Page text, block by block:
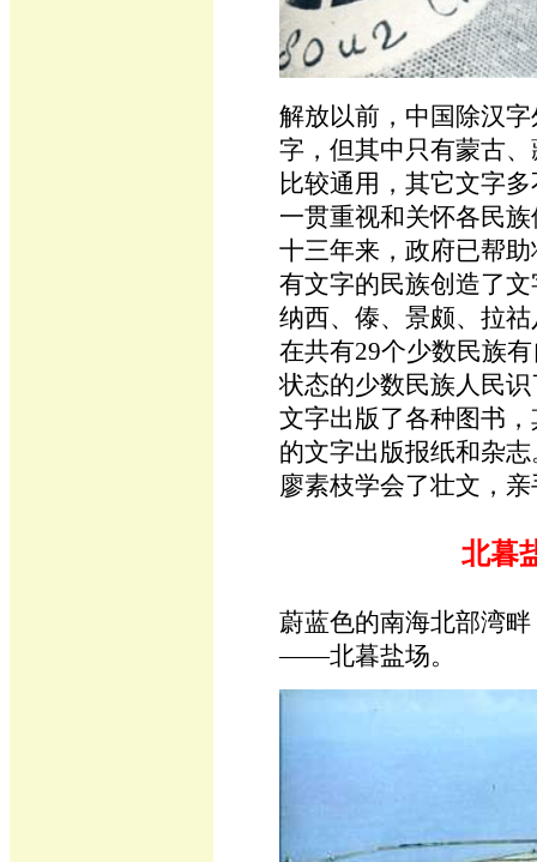
解放以前，中国除汉
字，但其中只有蒙古
比较通用，其它文字
一贯重视和关怀各民
十三年来，政府已帮
有文字的民族创造了
纳西、傣、景颇、拉
在共有29个少数民族
状态的少数民族人民
文字出版了各种图书
的文字出版报纸和杂
廖素枝学会了壮文，
北暮
蔚蓝色的南海北部湾
——北暮盐场。